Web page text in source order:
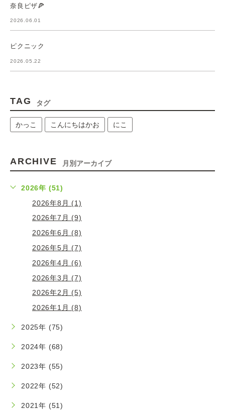
奈良ピザ🍕
2026.06.01
ピクニック
2026.05.22
TAG タグ
かっこ こんにちはかお にこ
ARCHIVE 月別アーカイブ
2026年 (51)
2026年8月 (1)
2026年7月 (9)
2026年6月 (8)
2026年5月 (7)
2026年4月 (6)
2026年3月 (7)
2026年2月 (5)
2026年1月 (8)
2025年 (75)
2024年 (68)
2023年 (55)
2022年 (52)
2021年 (51)